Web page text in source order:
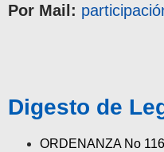
Por Mail:
Digesto de
ORDENANZA No